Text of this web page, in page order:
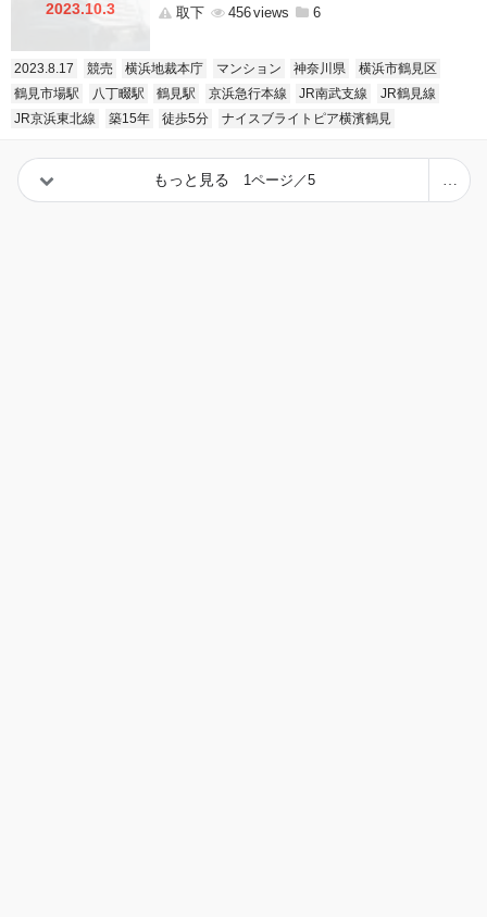
2023.10.3
取下
456 6
2023.8.17 競売 横浜地裁本庁 マンション 神奈川県
横浜市鶴見区
鶴見市場駅
八丁畷駅 鶴見駅 京浜急行本線 JR南武支線
JR鶴見線
JR京浜東北線
築15年 徒歩5分 ナイスブライトピア横濱鶴見
もっと見る 1ページ／5